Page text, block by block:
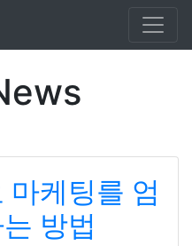
마케팅를 엄
방법